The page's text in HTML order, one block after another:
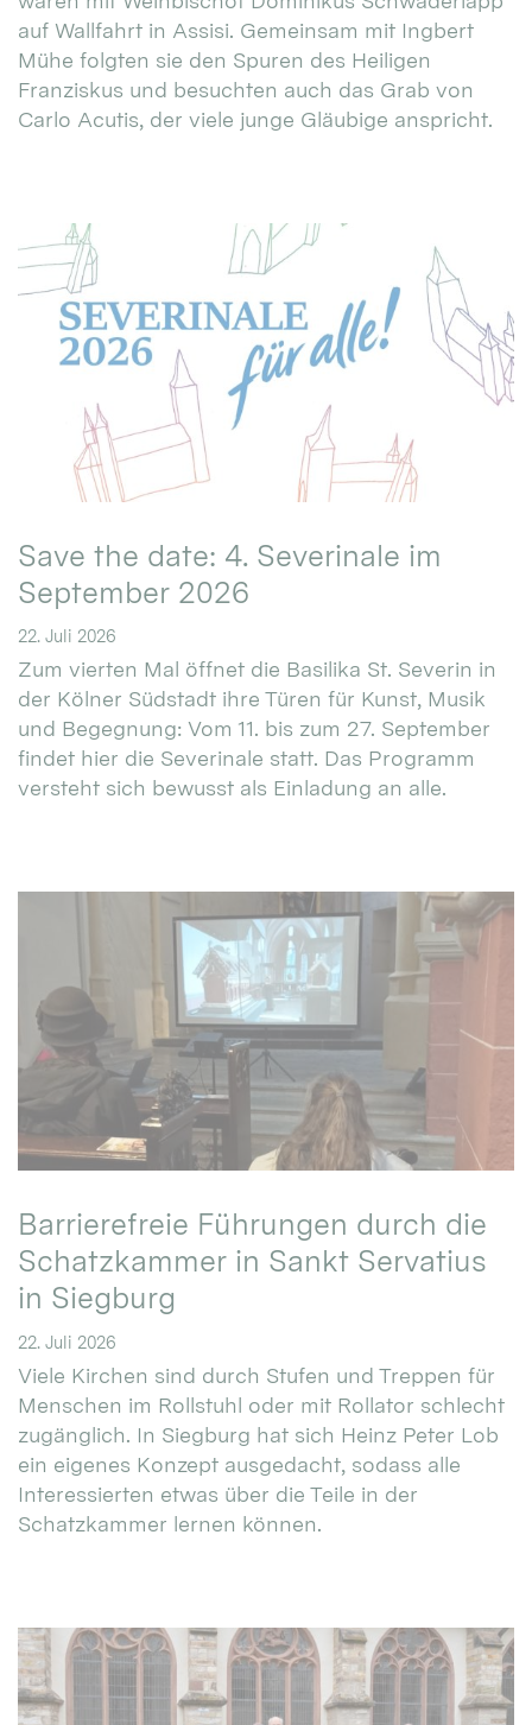
auf Wallfahrt in Assisi. Gemeinsam mit Ingbert
Mühe folgten sie den Spuren des Heiligen
Franziskus und besuchten auch das Grab von
Carlo Acutis, der viele junge Gläubige anspricht.
Save the date: 4. Severinale im
September 2026
22. Juli 2026
Zum vierten Mal öffnet die Basilika St. Severin in
der Kölner Südstadt ihre Türen für Kunst, Musik
und Begegnung: Vom 11. bis zum 27. September
findet hier die Severinale statt. Das Programm
versteht sich bewusst als Einladung an alle.
Barrierefreie Führungen durch die
Schatzkammer in Sankt Servatius
in Siegburg
22. Juli 2026
Viele Kirchen sind durch Stufen und Treppen für
Menschen im Rollstuhl oder mit Rollator schlecht
zugänglich. In Siegburg hat sich Heinz Peter Lob
ein eigenes Konzept ausgedacht, sodass alle
Interessierten etwas über die Teile in der
Schatzkammer lernen können.